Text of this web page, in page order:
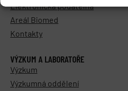
Elektronická podatelna
Areál Biomed
Kontakty
VÝZKUM A LABORATOŘE
Výzkum
Výzkumná oddělení